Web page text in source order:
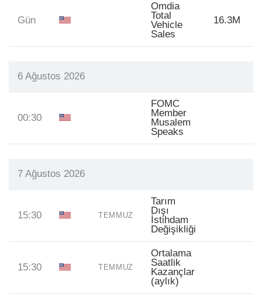
Gün
Omdia
Total
Vehicle
Sales
16.3M
6 Ağustos 2026
00:30
FOMC
Member
Musalem
Speaks
7 Ağustos 2026
15:30 TEMMUZ
Tarım
Dışı
İstihdam
Değişikliği
15:30 TEMMUZ
Ortalama
Saatlik
Kazançlar
(aylık)